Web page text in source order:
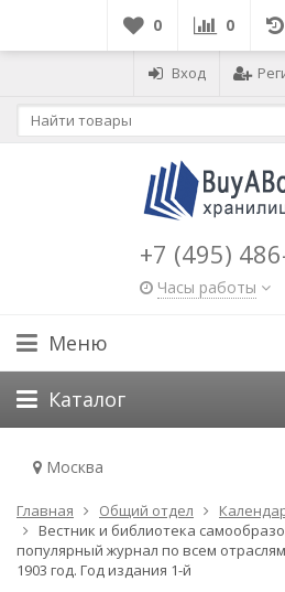
0 0
Вход
+7 (495)
Часы работы
Меню
Каталог
Москва
Главная Общий отдел
Вестник и библиотека
популярный журнал по всем
1903 год. Год издания 1-й